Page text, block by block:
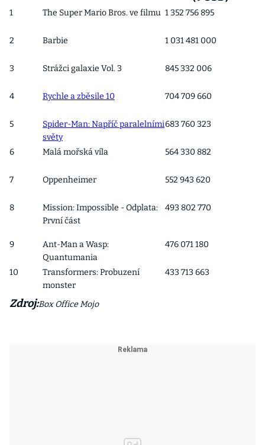
1 The Super Mario Bros. ve filmu 1 352 756 895
2 Barbie 1 031 481 000
3 Strážci galaxie Vol. 3 845 332 006
4 Rychle a zběsile 10 704 709 660
5
Spider-Man: Napříč paralelními
světy
683 760 323
6 Malá mořská víla 564 330 882
7 Oppenheimer 552 943 620
8
Mission: Impossible - Odplata:
První část
493 802 770
9
Ant-Man a Wasp:
Quantumania
476 071 180
10
Transformers: Probuzení
monster
433 713 663
Zdroj:Box Office Mojo